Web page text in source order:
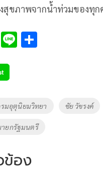
สุขภาพจากน้ำท่วมของทุ
C Li
มอุตุนิยมวิทยา ชัย วัขรงค์
ายกรัฐมนตรี
ข้อง